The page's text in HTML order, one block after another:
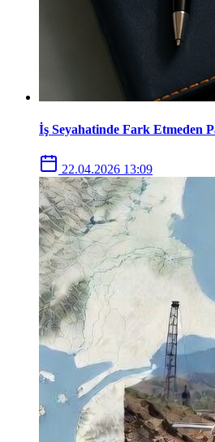
İş Seyahatinde Fark Etmeden
22.04.2026 13:09